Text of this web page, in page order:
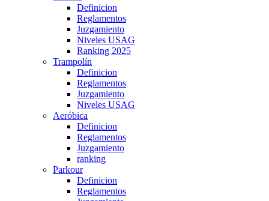
Definicion
Reglamentos
Juzgamiento
Niveles USAG
Ranking 2025
Trampolín
Definicion
Reglamentos
Juzgamiento
Niveles USAG
Aeróbica
Definicion
Reglamentos
Juzgamiento
ranking
Parkour
Definicion
Reglamentos